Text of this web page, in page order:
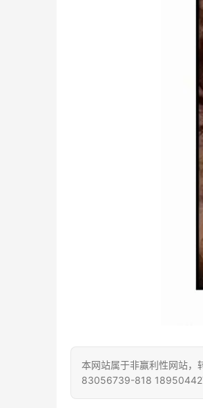
本网站属于非赢利性网站，
83056739-818